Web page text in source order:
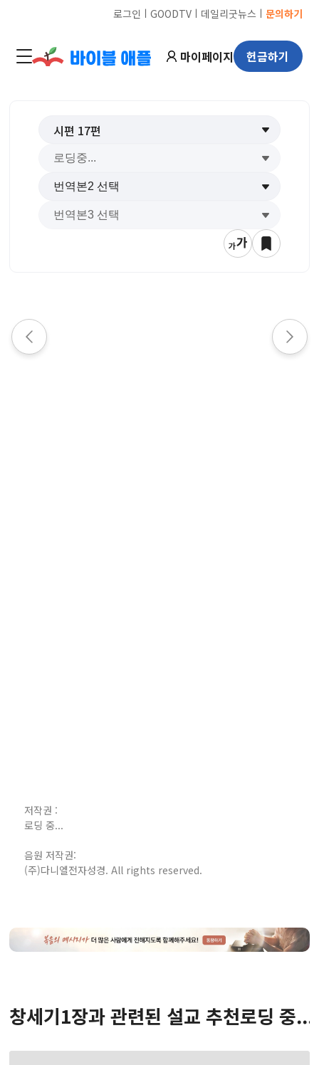
로그인 ㅣ GOODTVㅣ 데일리굿뉴스 ㅣ 문의하기
마이페이지 헌금하기
시편 17편
저작권 :
로딩 중...
음원 저작권:
(주)다니엘전자성경. All rights reserved.
창세기1장과 관련된 설교 추천로딩 중...